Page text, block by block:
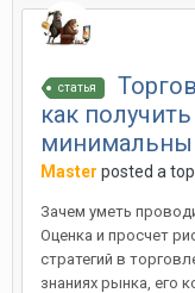
статья
как
Master posted a
Зачем уметь
Оценка и просчет
стратегий в
знаниях рынка, его